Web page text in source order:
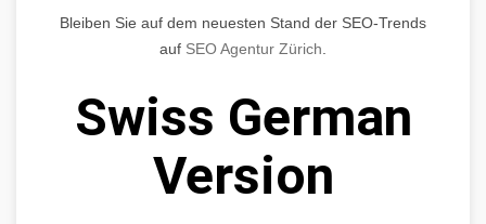
Bleiben Sie auf dem neuesten Stand der SEO-Trends
auf SEO Agentur Zürich
Swiss German
Version